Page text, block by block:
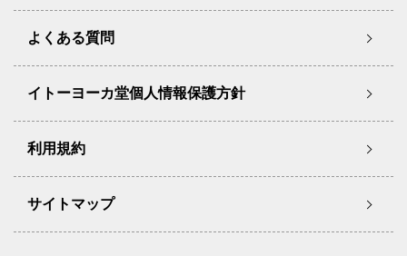
よくある質問
イトーヨーカ堂個人情報保護方針
利用規約
サイトマップ